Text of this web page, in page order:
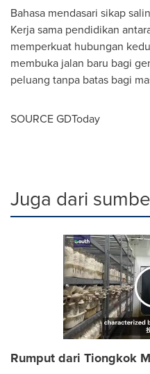
Bahasa mendasari sikap
Kerja sama pendidikan
memperkuat hubungan
membuka jalan baru bagi
peluang tanpa batas bagi
SOURCE GDToday
Juga dari
Rumput dari Tiongkok